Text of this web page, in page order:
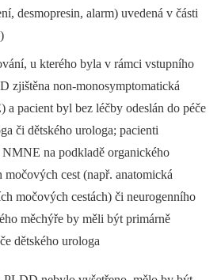
desmopresin, alarm) uvedená v části
u kterého byla v rámci vstupního
zjištěna non‑monosymptomatická
a pacient byl bez léčby odeslán do péče
či dětského urologa; pacienti
NMNE na podkladě organického
močových cest (např. anatomická
močových cestách) či neurogenního
měchýře by měli být primárně
dětského urologa